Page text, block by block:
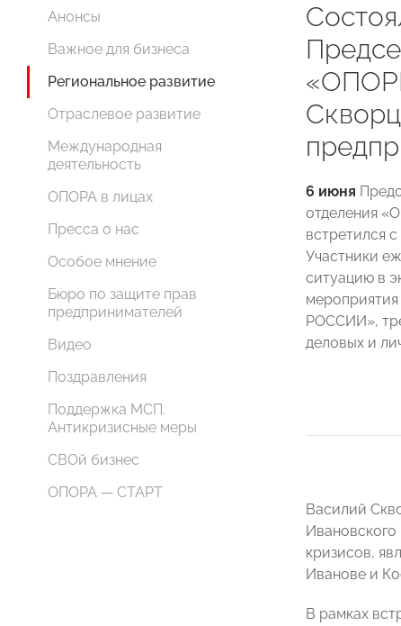
Анонсы
Важное для бизнеса
Региональное развитие
Отраслевое развитие
Международная
деятельность
ОПОРА в лицах
Пресса о нас
Особое мнение
Бюро по защите прав
предпринимателей
Видео
Поздравления
Поддержка МСП.
Антикризисные меры
СВОй бизнес
ОПОРА — СТАРТ
6 июня
отделения
встретился
Участники
ситуацию в
РОССИИ»,
деловых и
Василий
кризисов,
Иванове и
В рамках